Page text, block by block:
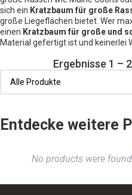
sich ein Kratzbaum für große
große Liegeflächen bietet. Wer
einen Kratzbaum für große und
Material gefertigt ist und keinerlei
Ergebnisse 1 –
Entdecke weitere
No products were